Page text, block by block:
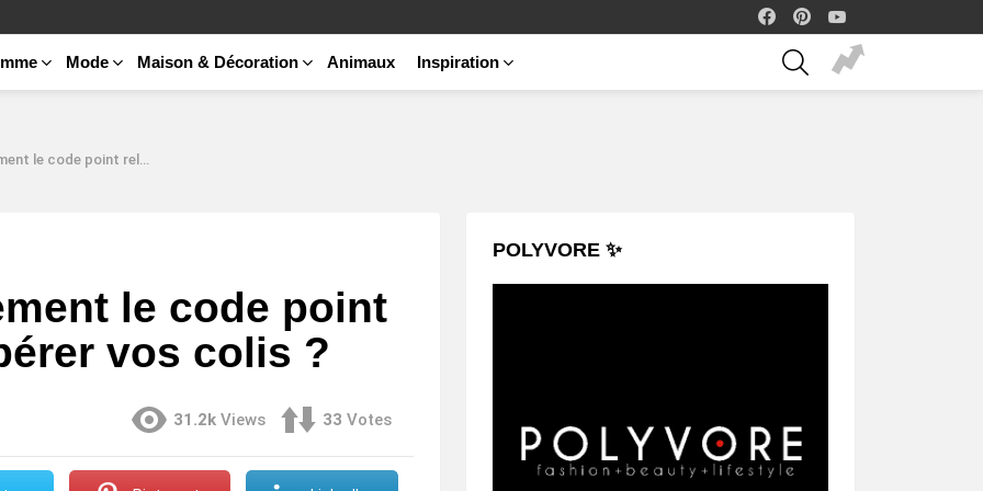
facebook
Mode Maison & Décoration Animaux Inspiration
SEARCH
relais pour récupérer vos colis ?
le code point
vos colis ?
31.2k Views 33 Votes
POLYVORE ✨